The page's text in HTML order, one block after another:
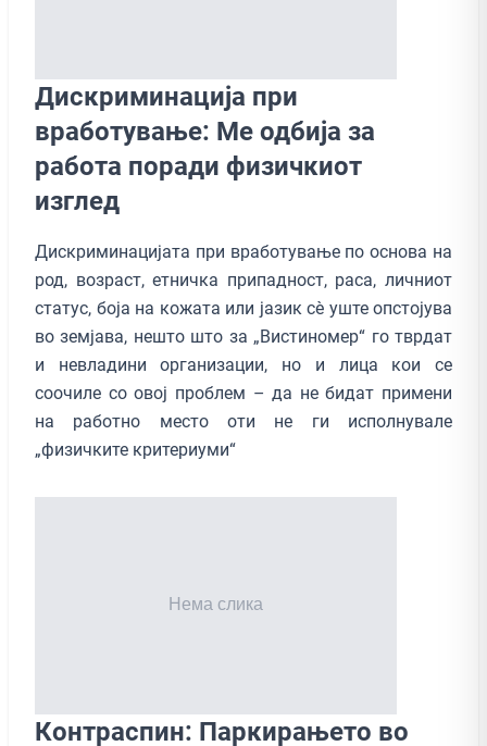
Дискриминација при
вработување: Ме одбија за
работа поради физичкиот
изглед
Дискриминацијата при вработување по основа на
род, возраст, етничка припадност, раса, личниот
статус, боја на кожата или јазик сè уште опстојува
во земјава, нешто што за „Вистиномер“ го тврдат
и невладини организации, но и лица кои се
соочиле со овој проблем – да не бидат примени
на работно место оти не ги исполнувале
„физичките критериуми“
Контраспин: Паркирањето во